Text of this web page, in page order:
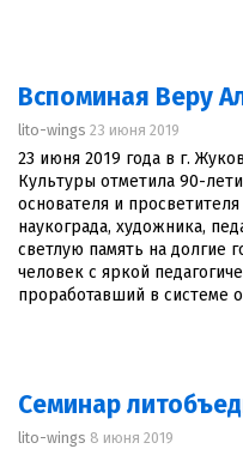
Вспоминая Веру
lito-wings 23 июня 2019
23 июня 2019 года в г.
Культуры отметила 90-
основателя и
наукограда, художника,
светлую память на долгие
человек с яркой
проработавший в системе
Семинар
lito-wings 8 июня 2019